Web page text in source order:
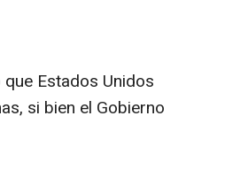
Estados Unidos
si bien el Gobierno